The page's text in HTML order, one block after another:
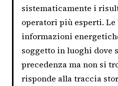
sistematicamente i
operatori più esperti.
informazioni
soggetto in luoghi dove
precedenza ma non si
risponde alla traccia